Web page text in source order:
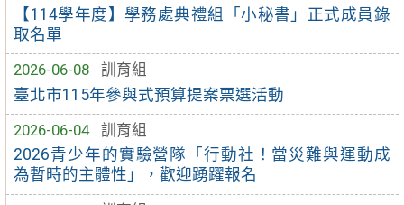
【114學年度】學務處典禮組「小秘書」正式成員錄
取名單
2026-06-08
訓育組
臺北市115年參與式預算提案票選活動
2026-06-04
訓育組
2026青少年的實驗營隊「行動社！當災難與運動成
為暫時的主體性」，歡迎踴躍報名